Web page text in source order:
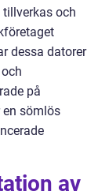
och
dessa datorer
på
en sömlös
av